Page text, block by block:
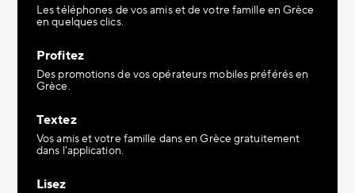
Les téléphones de vos amis et de votre famille en Grèce
en quelques clics.
Profitez
Des promotions de vos opérateurs mobiles préférés en
Grèce.
Textez
Vos amis et votre famille dans en Grèce gratuitement
dans l'application.
Lisez